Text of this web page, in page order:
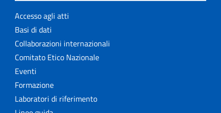
Accesso agli atti
Basi di dati
Collaborazioni internazionali
Comitato Etico Nazionale
Eventi
Formazione
Laboratori di riferimento